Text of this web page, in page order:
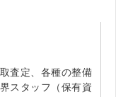
査定、各種の整備
スタッフ（保有資